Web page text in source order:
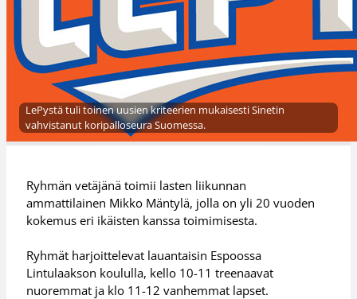
LePystä tuli toinen uusien kriteerien mukaisesti Sinetin
vahvistanut koripalloseura Suomessa.
Ryhmän vetäjänä toimii lasten liikunnan
ammattilainen Mikko Mäntylä, jolla on yli 20 vuoden
kokemus eri ikäisten kanssa toimimisesta.
Ryhmät harjoittelevat lauantaisin Espoossa
Lintulaakson koululla, kello 10-11 treenaavat
nuoremmat ja klo 11-12 vanhemmat lapset.